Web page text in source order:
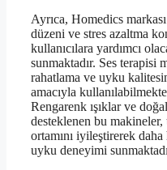
Ayrıca, Homedics
düzeni ve stres azaltma
kullanıcılara yardımcı
sunmaktadır. Ses terapisi
rahatlama ve uyku
amacıyla
Rengarenk ışıklar ve
desteklenen bu
ortamını iyileştirerek
uyku deneyimi